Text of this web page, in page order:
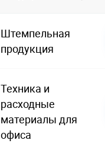
Крючки
Лестницы и стремянки
Штемпельная
продукция
Датеры
Нумераторы
Техника и
расходные
материалы для
офиса